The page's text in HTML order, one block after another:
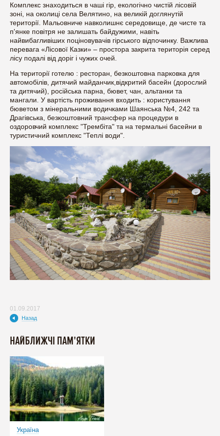
Комплекс знаходиться в чаші гір, екологічно чистій лісовій
зоні, на околиці села Велятино, на великій доглянутій
території. Мальовниче навколишнє середовище, де чисте та
п'янке повітря не залишать байдужими, навіть
найвибагливіших поціновувачів гірського відпочинку. Важлива
перевага «Лісової Казки» – простора закрита територія серед
лісу подалі від доріг і чужих очей.
На території готелю : ресторан, безкоштовна парковка для
автомобілів, дитячий майданчик,відкритий басейн (дорослий
та дитячий), російська парна, бювет, чан, альтанки та
мангали. У вартість проживання входить : користування
бюветом з мінеральними водичками Шаянська №4, 242 та
Драгівська, безкоштовний трансфер на процедури в
оздоровчий комплекс "Трембіта" та на термальні басейни в
туристичний комплекс "Теплі води".
01.09.2017
Назад
НАЙБЛИЖЧІ ПАМ'ЯТКИ
Україна